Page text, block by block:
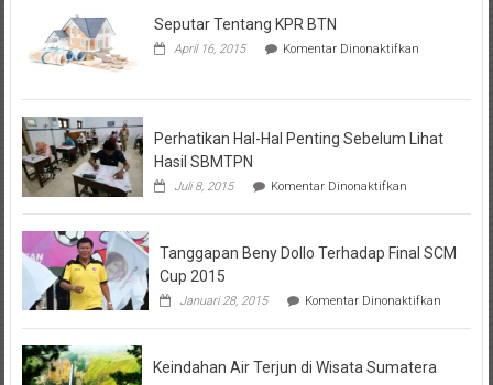
Seputar Tentang KPR BTN
April 16, 2015 Komentar Dinonaktifkan
Perhatikan Hal-Hal Penting Sebelum Lihat
Hasil SBMTPN
Juli 8, 2015 Komentar Dinonaktifkanpada
Hal-
Penting
Hasil
Tanggapan Beny Dollo Terhadap Final SCM
Cup 2015
Januari 28, 2015 Komentar Dinonaktifkanpada
Beny
Keindahan Air Terjun di Wisata Sumatera